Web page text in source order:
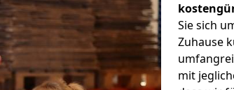
Sie sich
Zuhause
mit